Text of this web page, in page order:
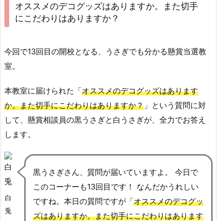
オススメのデコグッズはありますか。また切手
にこだわりはありますか？
今回で13回目の開校となる、うさぎでも分かる懸賞当選教
室。
本教室に届けられた「オススメのデコグッズはあります
か。また切手にこだわりはありますか？ 」という質問に対
して、懸賞相談員の黒うさぎと白うさぎが、全力でお答え
します。
白
兎
黒うさぎさん、質問が届いていますよ。 今日で
このコーナーも13回目です！ なんだかうれしい
ですね。本日の質問ですが「オススメのデコグッ
ズはありますか。また切手にこだわりはあります